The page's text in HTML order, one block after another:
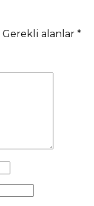
Gerekli alanlar *